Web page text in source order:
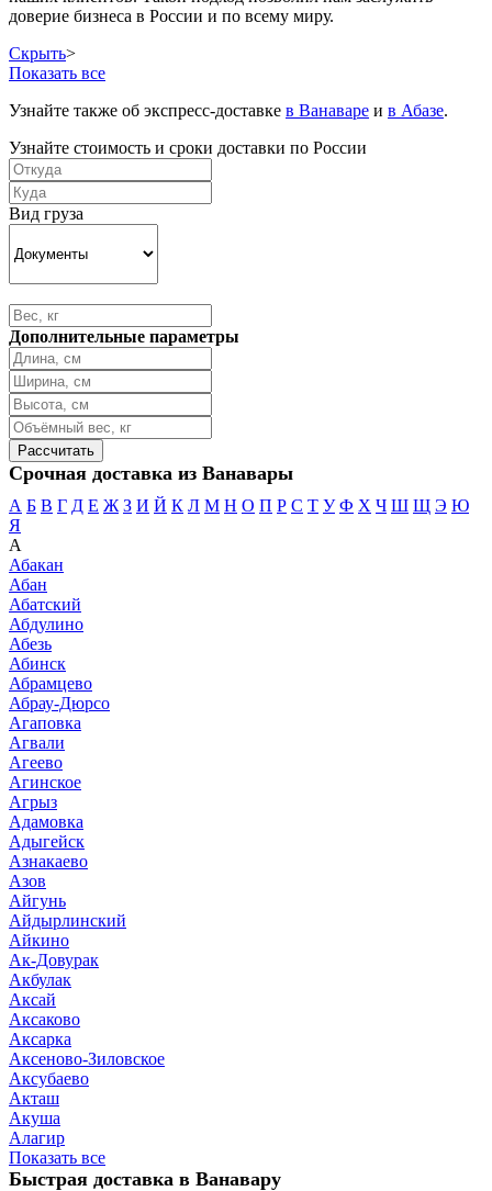
доверие бизнеса в России и по всему миру.
Скрыть>
Показать все
Узнайте также об экспресс-доставке в Ванаваре и в Абазе.
Узнайте стоимость и сроки доставки по России
Вид груза
Дополнительные параметры
Срочная доставка из Ванавары
А Б В Г Д Е Ж З И Й К Л М Н О П Р С Т У Ф Х Ч Ш Щ Э Ю
Я
А
Абакан
Абан
Абатский
Абдулино
Абезь
Абинск
Абрамцево
Абрау-Дюрсо
Агаповка
Агвали
Агеево
Агинское
Агрыз
Адамовка
Адыгейск
Азнакаево
Азов
Айгунь
Айдырлинский
Айкино
Ак-Довурак
Акбулак
Аксай
Аксаково
Аксарка
Аксеново-Зиловское
Аксубаево
Акташ
Акуша
Алагир
Показать все
Быстрая доставка в Ванавару